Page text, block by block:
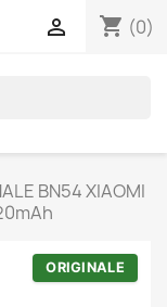
shopping_cart (0)

BN54 XIAOMI
ORIGINALE